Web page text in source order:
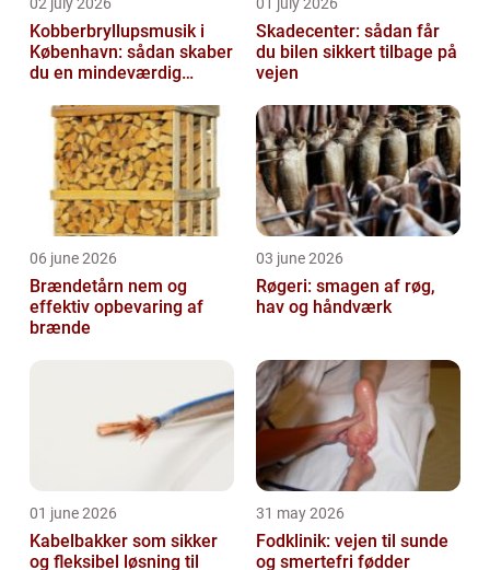
Kobberbryllupsmusik i
København: sådan skaber
du en mindeværdig
Skadecenter: sådan får
du bilen sikkert tilbage på
vejen
06 june 2026
Brændetårn nem og
effektiv opbevaring af
brænde
03 june 2026
Røgeri: smagen af røg,
hav og håndværk
01 june 2026
Kabelbakker som sikker
og fleksibel løsning til
31 may 2026
Fodklinik: vejen til sunde
og smertefri fødder